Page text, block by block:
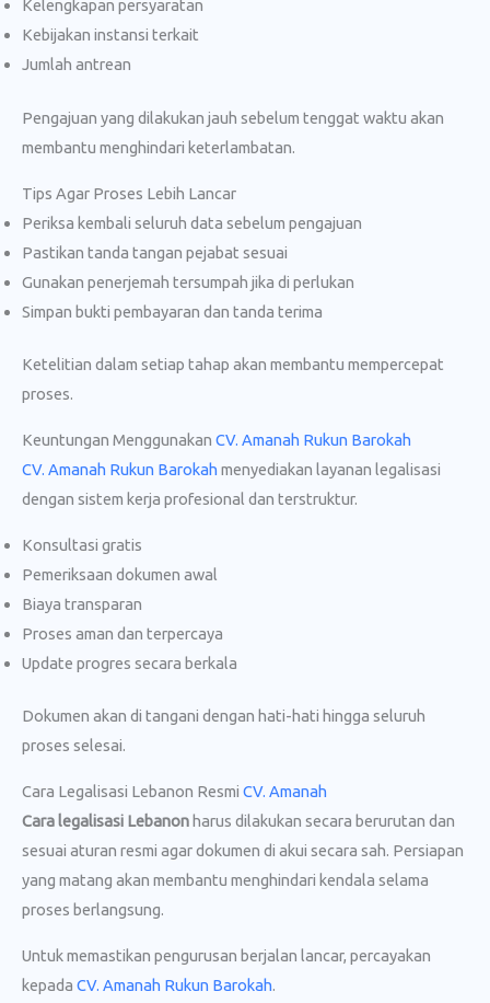
Kelengkapan persyaratan
Kebijakan instansi terkait
Jumlah antrean
Pengajuan yang dilakukan jauh sebelum tenggat waktu akan
membantu menghindari keterlambatan.
Tips Agar Proses Lebih Lancar
Periksa kembali seluruh data sebelum pengajuan
Pastikan tanda tangan pejabat sesuai
Gunakan penerjemah tersumpah jika di perlukan
Simpan bukti pembayaran dan tanda terima
Ketelitian dalam setiap tahap akan membantu mempercepat
proses.
Keuntungan Menggunakan CV. Amanah Rukun Barokah
CV. Amanah Rukun Barokah menyediakan layanan legalisasi
dengan sistem kerja profesional dan terstruktur.
Konsultasi gratis
Pemeriksaan dokumen awal
Biaya transparan
Proses aman dan terpercaya
Update progres secara berkala
Dokumen akan di tangani dengan hati-hati hingga seluruh
proses selesai.
Cara Legalisasi Lebanon Resmi CV. Amanah
Cara legalisasi Lebanon harus dilakukan secara berurutan dan
sesuai aturan resmi agar dokumen di akui secara sah. Persiapan
yang matang akan membantu menghindari kendala selama
proses berlangsung.
Untuk memastikan pengurusan berjalan lancar, percayakan
kepada CV. Amanah Rukun Barokah.